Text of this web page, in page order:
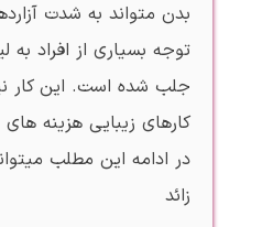
بدن متواند به شدت
توجه بسیاری از افراد به
جلب شده است. این کار
کارهای زیبایی هزینه
در ادامه این مطلب
زائد